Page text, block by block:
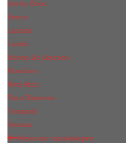
Jimmy Choo
Kenzo
Lacoste
Lanvin
Marina De Bourbon
Moschino
Nina Ricci
Paco Rabanne
Trussardi
Versace
Женская парфюмерия